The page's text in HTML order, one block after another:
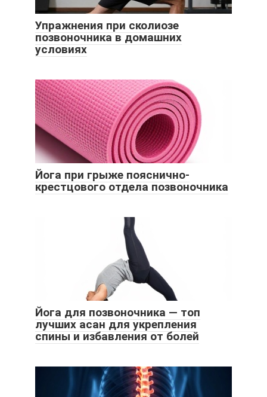
Упражнения при сколиозе
позвоночника в домашних
условиях
Йога при грыже пояснично-
крестцового отдела позвоночника
Йога для позвоночника — топ
лучших асан для укрепления
спины и избавления от болей